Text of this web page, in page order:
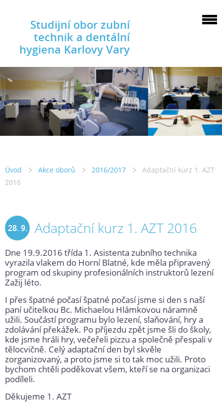
Studijní obor zubní
technik a dentální
hygiena Karlovy Vary
Úvod Akce oborů 2016/2017
Adaptační kurz 1. AZT
2016
28. 9.
2016
Adaptační kurz 1. AZT 2016
Dne 19.9.2016 třída 1. Asistenta zubního technika
vyrazila vlakem do Horní Blatné, kde měla připravený
program od skupiny profesionálních instruktorů lezení
Zažij léto.
I přes špatné počasí špatné počasí jsme si den s naší
paní učitelkou Bc. Michaelou Hlámkovou náramně
užili. Součástí programu bylo lezení, slaňování, hry a
zdolávání překážek. Po příjezdu zpět jsme šli do školy,
kde jsme hráli hry, večeřeli pizzu a společně přespali v
tělocvičně. Celý adaptační den byl skvěle
zorganizovaný, a proto jsme si to tak moc užili. Proto
bychom chtěli poděkovat všem, kteří se na organizaci
podíleli.
Děkujeme 1. AZT